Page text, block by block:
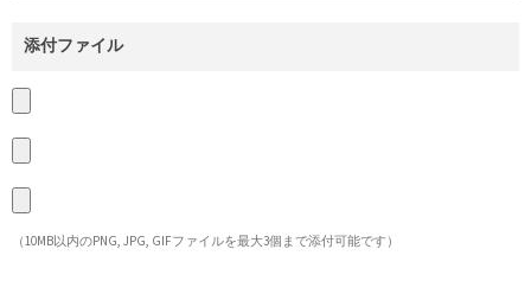
添付ファイル
（10MB以内のPNG, JPG, GIFファイルを最大3個まで添付可能です）